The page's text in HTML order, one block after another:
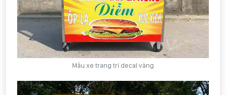
Mẫu xe trang trí decal vàng